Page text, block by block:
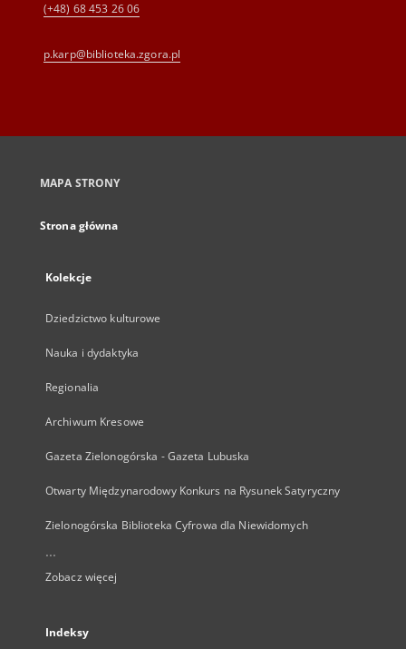
(+48) 68 453 26 06
p.karp@biblioteka.zgora.pl
MAPA STRONY
Strona główna
Kolekcje
Dziedzictwo kulturowe
Nauka i dydaktyka
Regionalia
Archiwum Kresowe
Gazeta Zielonogórska - Gazeta Lubuska
Otwarty Międzynarodowy Konkurs na Rysunek Satyryczny
Zielonogórska Biblioteka Cyfrowa dla Niewidomych
...
Zobacz więcej
Indeksy